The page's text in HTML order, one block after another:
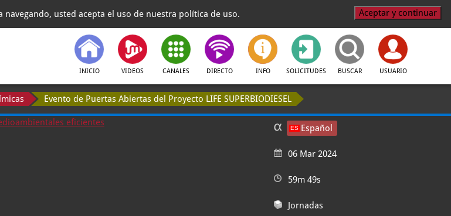
usted acepta el uso de nuestra política de uso. Aceptar y continuar
INICIO VIDEOS CANALES DIRECTO INFO SOLICITUDES BUSCAR USUARIO
Evento de Puertas Abiertas del Proyecto LIFE SUPERBIODIESEL
Español
06 Mar 2024
59m 49s
Jornadas